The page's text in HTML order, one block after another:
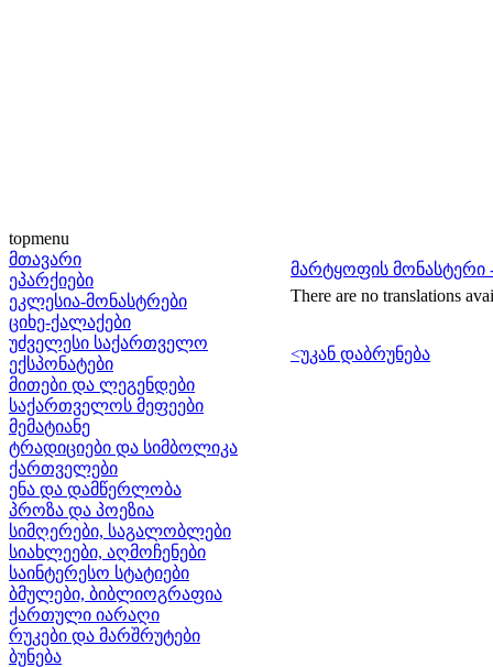
topmenu
მთავარი
ეპარქიები
ეკლესია-მონასტრები
ციხე-ქალაქები
უძველესი საქართველო
ექსპონატები
მითები და ლეგენდები
საქართველოს მეფეები
მემატიანე
ტრადიციები და სიმბოლიკა
ქართველები
ენა და დამწერლობა
პროზა და პოეზია
სიმღერები, საგალობლები
სიახლეები, აღმოჩენები
საინტერესო სტატიები
ბმულები, ბიბლიოგრაფია
ქართული იარაღი
რუკები და მარშრუტები
ბუნება
მარტყოფის მონასტერი
There are no translations
<უკან დაბრუნება